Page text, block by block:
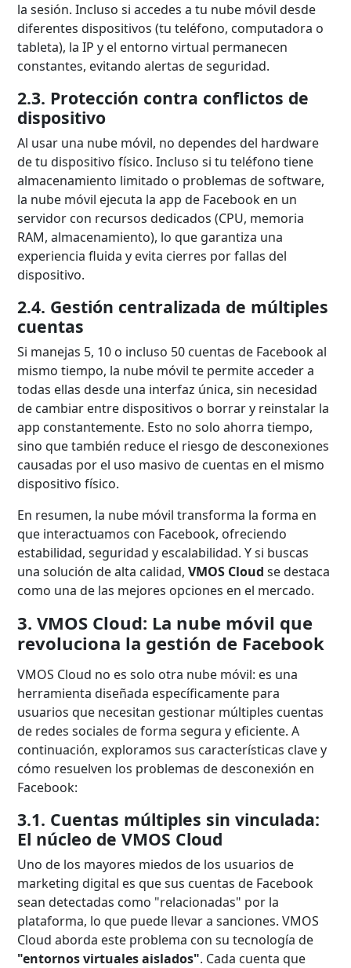
la sesión. Incluso si accedes a tu nube móvil desde
diferentes dispositivos (tu teléfono, computadora o
tableta), la IP y el entorno virtual permanecen
constantes, evitando alertas de seguridad.
2.3. Protección contra conflictos de
dispositivo
Al usar una nube móvil, no dependes del hardware
de tu dispositivo físico. Incluso si tu teléfono tiene
almacenamiento limitado o problemas de software,
la nube móvil ejecuta la app de Facebook en un
servidor con recursos dedicados (CPU, memoria
RAM, almacenamiento), lo que garantiza una
experiencia fluida y evita cierres por fallas del
dispositivo.
2.4. Gestión centralizada de múltiples
cuentas
Si manejas 5, 10 o incluso 50 cuentas de Facebook al
mismo tiempo, la nube móvil te permite acceder a
todas ellas desde una interfaz única, sin necesidad
de cambiar entre dispositivos o borrar y reinstalar la
app constantemente. Esto no solo ahorra tiempo,
sino que también reduce el riesgo de desconexiones
causadas por el uso masivo de cuentas en el mismo
dispositivo físico.
En resumen, la nube móvil transforma la forma en
que interactuamos con Facebook, ofreciendo
estabilidad, seguridad y escalabilidad. Y si buscas
una solución de alta calidad, VMOS Cloud se destaca
como una de las mejores opciones en el mercado.
3. VMOS Cloud: La nube móvil que
revoluciona la gestión de Facebook
VMOS Cloud no es solo otra nube móvil: es una
herramienta diseñada específicamente para
usuarios que necesitan gestionar múltiples cuentas
de redes sociales de forma segura y eficiente. A
continuación, exploramos sus características clave y
cómo resuelven los problemas de desconexión en
Facebook:
3.1. Cuentas múltiples sin vinculada:
El núcleo de VMOS Cloud
Uno de los mayores miedos de los usuarios de
marketing digital es que sus cuentas de Facebook
sean detectadas como "relacionadas" por la
plataforma, lo que puede llevar a sanciones. VMOS
Cloud aborda este problema con su tecnología de
"entornos virtuales aislados". Cada cuenta que